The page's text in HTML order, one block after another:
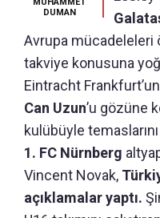
DUMAN
Avrupa mücadeleleri
takviye konusuna
Eintracht
Can Uzun’u gözüne
kulübüyle
1. FC Nürnberg
Vincent Novak,
açıklamalar yaptı.